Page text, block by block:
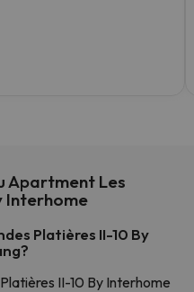
Apartment Les
Interhome
Platières II-10 By
II-10 By Interhome